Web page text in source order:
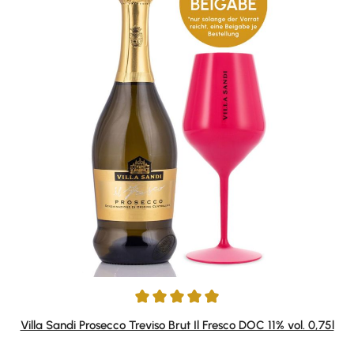
Durchschnittliche Bewertung von 4.89 von 5 Sternen
Villa Sandi Prosecco Treviso Brut Il Fresco DOC 11% vol. 0,75l